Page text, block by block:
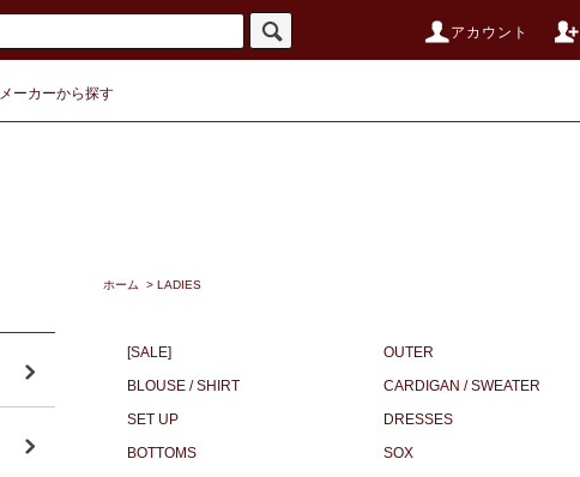
アカウント
メーカーから探す
ホーム > LADIES
[SALE] OUTER
BLOUSE / SHIRT
CARDIGAN / SWEATER
SET UP
DRESSES
BOTTOMS
SOX